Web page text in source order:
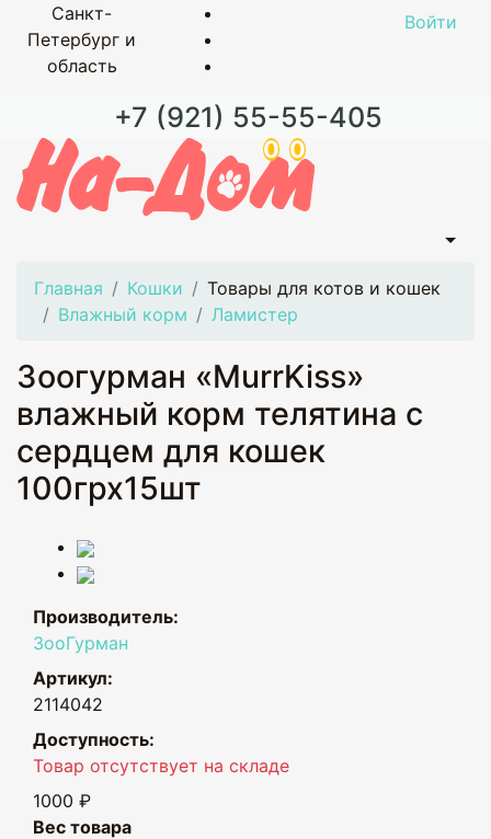
Санкт-
Петербург и
область
Войти
+7 (921) 55-55-405
0 0
Главная Кошки
Товары для котов и кошек
Влажный корм
Ламистер
Зоогурман «MurrKiss»
влажный корм телятина с
сердцем для кошек
100грх15шт
Производитель:
ЗооГурман
Артикул:
2114042
Доступность:
Товар отсутствует на складе
1000 ₽
Вес товара